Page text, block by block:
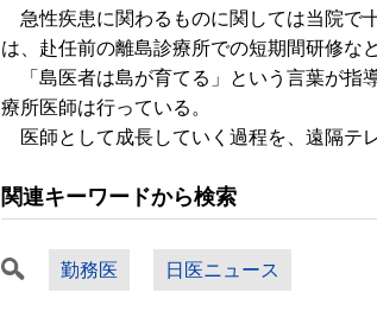
急性疾患に関わるものに関しては当院で
は、赴任前の離島診療所での短期間研修な
「島医者は島が育てる」という言葉が指
療所医師は行っている。
医師として成長していく過程を、遠隔テ
関連キーワードから検索
勤務医 日医ニュース